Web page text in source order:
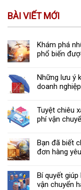
BÀI VIẾT MỚI
Khám phá
phổ biến
Những lưu ý
doanh
Tuyệt chiêu
phí vận
Bạn đã biết
đơn hàng
Bí quyết
vận chuyển